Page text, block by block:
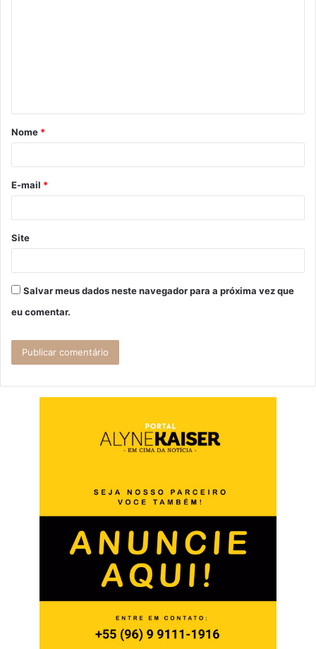
á
r
*
Nome *
E-mail *
Site
Salvar meus dados neste navegador para a próxima vez que
eu comentar.